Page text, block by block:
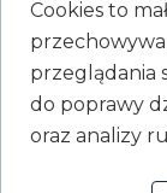
Apelacja
Cookies to
przeglądania
do poprawy
oraz analizy